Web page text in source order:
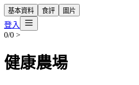
基本資料 食評 圖片
登入
0/0 >
健康農場